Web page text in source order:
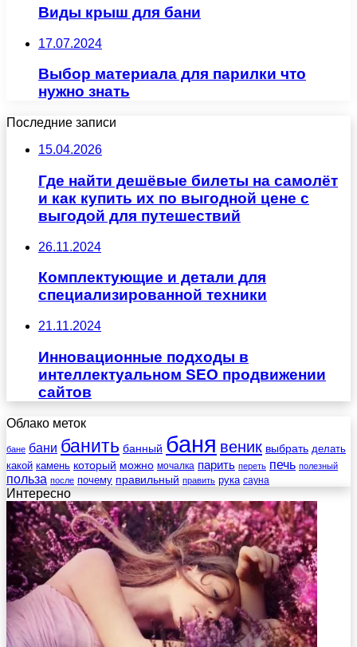
Виды крыш для бани
17.07.2024
Выбор материала для парилки что
нужно знать
Последние записи
15.04.2026
Где найти дешёвые билеты на самолёт
и как купить их по выгодной цене с
выгодой для путешествий
26.11.2024
Комплектующие и детали для
специализированной техники
21.11.2024
Инновационные подходы в
интеллектуальном SEO продвижении
сайтов
Облако меток
бане бани банить банный баня веник выбрать делать
какой камень который можно мочалка парить переть печь полезный
польза после почему правильный править рука сауна
Интересно